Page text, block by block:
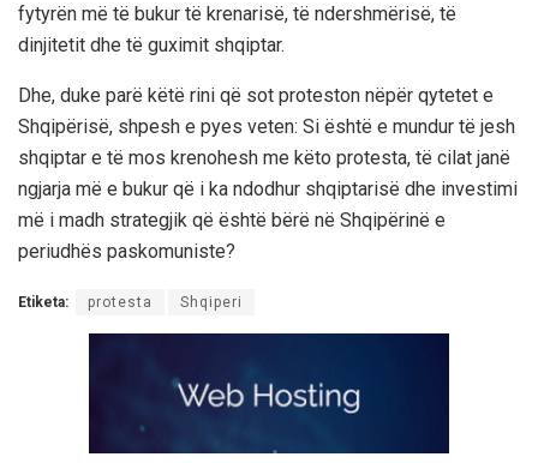
fytyrën më të bukur të krenarisë, të ndershmërisë, të
dinjitetit dhe të guximit shqiptar.
Dhe, duke parë këtë rini që sot proteston nëpër qytetet e
Shqipërisë, shpesh e pyes veten: Si është e mundur të jesh
shqiptar e të mos krenohesh me këto protesta, të cilat janë
ngjarja më e bukur që i ka ndodhur shqiptarisë dhe investimi
më i madh strategjik që është bërë në Shqipërinë e
periudhës paskomuniste?
Etiketa: protesta Shqiperi